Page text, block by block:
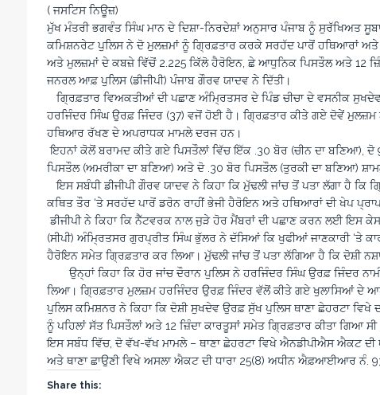
( ਜਸਟਿਸ ਨਿਊਜ਼)
ਮੁੱਖ ਮੰਤਰੀ ਭਗਵੰਤ ਸਿੰਘ ਮਾਨ ਦੇ ਦਿਸ਼ਾ-ਨਿਰਦੇਸ਼ਾਂ ਅਨੁਸਾਰ ਪੰਜਾਬ ਨੂੰ ਸੁਰੱਖਿਅਤ
ਕਮਿਸ਼ਨਰੇਟ ਪੁਲਿਸ ਨੇ ਦੋ ਮੁਲਜ਼ਮਾਂ ਨੂੰ ਗ੍ਰਿਫ਼ਤਾਰ ਕਰਕੇ ਸਰਹੱਦ ਪਾਰੋਂ ਹਥਿਆਰਾਂ ਅਤੇ
ਅਤੇ ਮੁਲਜ਼ਮਾਂ ਦੇ ਕਬਜ਼ੇ ਵਿੱਚੋਂ 2.225 ਕਿੱਲੋ ਹੈਰੋਇਨ, ਛੇ ਆਧੁਨਿਕ ਪਿਸਤੌਲ ਅਤੇ 12
ਜਨਰਲ ਆਫ਼ ਪੁਲਿਸ (ਡੀਜੀਪੀ) ਪੰਜਾਬ ਗੌਰਵ ਯਾਦਵ ਨੇ ਦਿੱਤੀ।
ਗ੍ਰਿਫ਼ਤਾਰ ਵਿਅਕਤੀਆਂ ਦੀ ਪਛਾਣ ਅੰਮ੍ਰਿਤਸਰ ਦੇ ਪਿੰਡ ਚੀਚਾ ਦੇ ਵਸਨੀਕ
ਹਰਜਿੰਦਰ ਸਿੰਘ ਉਰਫ਼ ਜਿੰਦਰ (37) ਵਜੋਂ ਹੋਈ ਹੈ। ਗ੍ਰਿਫ਼ਤਾਰ ਕੀਤੇ ਗਏ ਦੋਵੇਂ ਮੁਲਜ਼ਮ
ਹਥਿਆਰ ਰੱਖਣ ਦੇ ਅਪਰਾਧਕ ਮਾਮਲੇ ਦਰਜ ਹਨ।
ਇਹਨਾਂ ਕੋਲੋਂ ਬਰਾਮਦ ਕੀਤੇ ਗਏ ਪਿਸਤੌਲਾਂ ਵਿੱਚ ਇੱਕ .30 ਬੋਰ (ਚੀਨ ਦਾ
ਪਿਸਤੌਲ (ਅਮਰੀਕਾ ਦਾ ਬਣਿਆ) ਅਤੇ ਦੋ .30 ਬੋਰ ਪਿਸਤੌਲ (ਤੁਰਕੀ ਦਾ ਬਣਿਆ)
ਇਸ ਸਬੰਧੀ ਡੀਜੀਪੀ ਗੌਰਵ ਯਾਦਵ ਨੇ ਕਿਹਾ ਕਿ ਮੁੱਢਲੀ ਜਾਂਚ ਤੋਂ ਪਤਾ ਲੱਗਾ ਹੈ
ਕਥਿਤ ਤੌਰ ‘ਤੇ ਸਰਹੱਦ ਪਾਰੋਂ ਡਰੋਨ ਰਾਹੀਂ ਭੇਜੀ ਹੈਰੋਇਨ ਅਤੇ ਹਥਿਆਰਾਂ ਦੀ ਖੇਪ
ਡੀਜੀਪੀ ਨੇ ਕਿਹਾ ਕਿ ਨੈੱਟਵਰਕ ਨਾਲ ਜੁੜੇ ਹੋਰ ਮੈਂਬਰਾਂ ਦੀ ਪਛਾਣ ਕਰਨ ਲਈ ਇਸ
(ਸੀਪੀ) ਅੰਮ੍ਰਿਤਸਰ ਗੁਰਪ੍ਰੀਤ ਸਿੰਘ ਭੁੱਲਰ ਨੇ ਦੱਸਿਆਂ ਕਿ ਖੁਫੀਆਂ ਜਾਣਕਾਰੀ ‘ਤੇ
ਹੈਰੋਇਨ ਸਮੇਤ ਗ੍ਰਿਫ਼ਤਾਰ ਕਰ ਲਿਆ। ਮੁੱਢਲੀ ਜਾਂਚ ਤੋਂ ਪਤਾ ਲੱਗਿਆ ਹੈ ਕਿ ਦੋਸ਼ੀ
ਉਨ੍ਹਾਂ ਕਿਹਾ ਕਿ ਹੋਰ ਜਾਂਚ ਦੌਰਾਨ ਪੁਲਿਸ ਨੇ ਹਰਜਿੰਦਰ ਸਿੰਘ ਉਰਫ਼ ਜਿੰਦਰ
ਲਿਆ। ਗ੍ਰਿਫ਼ਤਾਰ ਮੁਲਜ਼ਮ ਹਰਜਿੰਦਰ ਉਰਫ਼ ਜਿੰਦਰ ਵੱਲੋਂ ਕੀਤੇ ਗਏ ਖੁਲਾਸਿਆਂ ਦੇ
ਪੁਲਿਸ ਕਮਿਸ਼ਨਰ ਨੇ ਕਿਹਾ ਕਿ ਦੋਸ਼ੀ ਸੁਖਦੇਵ ਉਰਫ਼ ਸੁੱਖ ਪੁਲਿਸ ਥਾਣਾ ਛੇਹਰਟਾ ਵਿਖੇ
ਨੂੰ ਪਹਿਲਾਂ ਸੱਤ ਪਿਸਤੌਲਾਂ ਅਤੇ 12 ਜ਼ਿੰਦਾ ਕਾਰਤੂਸਾਂ ਸਮੇਤ ਗ੍ਰਿਫ਼ਤਾਰ ਕੀਤਾ ਗਿਆ
ਇਸ ਸਬੰਧ ਵਿੱਚ, ਦੋ ਵੱਖ-ਵੱਖ ਮਾਮਲੇ – ਥਾਣਾ ਛੇਹਰਟਾ ਵਿਖੇ ਐਨਡੀਪੀਐਸ ਐਕਟ
ਅਤੇ ਥਾਣਾ ਛਾਉਣੀ ਵਿਖੇ ਅਸਲਾ ਐਕਟ ਦੀ ਧਾਰਾ 25(8) ਅਧੀਨ ਐਫ਼ਆਈਆਰ ਨੰ.
Share this: